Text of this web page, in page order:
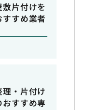
片付けを
すめ業者
・片付け
すすめ専